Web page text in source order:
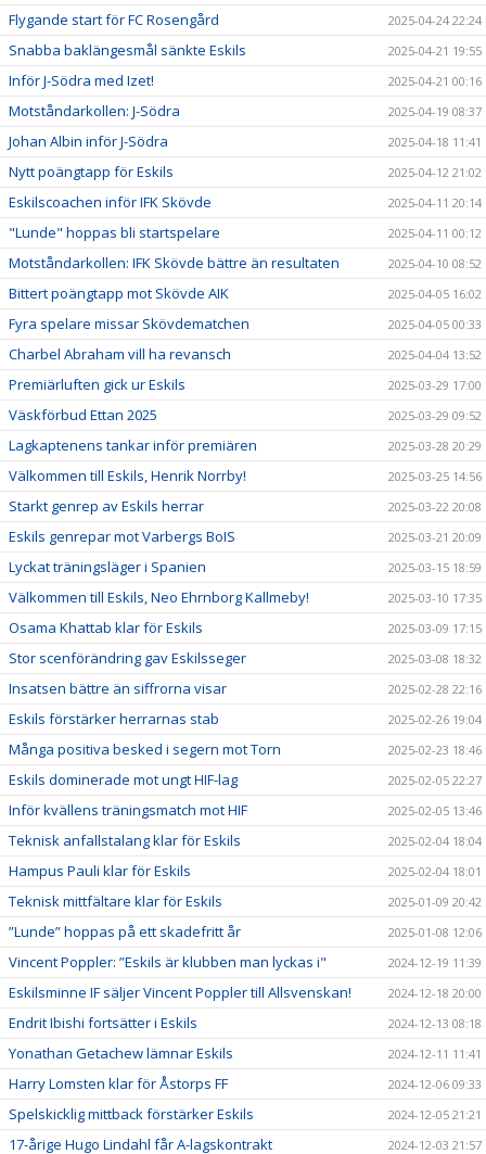
Flygande start för FC Rosengård 2025-04-24 22:24
Snabba baklängesmål sänkte Eskils 2025-04-21 19:55
Inför J-Södra med Izet! 2025-04-21 00:16
Motståndarkollen: J-Södra 2025-04-19 08:37
Johan Albin inför J-Södra 2025-04-18 11:41
Nytt poängtapp för Eskils 2025-04-12 21:02
Eskilscoachen inför IFK Skövde 2025-04-11 20:14
"Lunde" hoppas bli startspelare 2025-04-11 00:12
Motståndarkollen: IFK Skövde bättre än resultaten 2025-04-10 08:52
Bittert poängtapp mot Skövde AIK 2025-04-05 16:02
Fyra spelare missar Skövdematchen 2025-04-05 00:33
Charbel Abraham vill ha revansch 2025-04-04 13:52
Premiärluften gick ur Eskils 2025-03-29 17:00
Väskförbud Ettan 2025 2025-03-29 09:52
Lagkaptenens tankar inför premiären 2025-03-28 20:29
Välkommen till Eskils, Henrik Norrby! 2025-03-25 14:56
Starkt genrep av Eskils herrar 2025-03-22 20:08
Eskils genrepar mot Varbergs BoIS 2025-03-21 20:09
Lyckat träningsläger i Spanien 2025-03-15 18:59
Välkommen till Eskils, Neo Ehrnborg Kallmeby! 2025-03-10 17:35
Osama Khattab klar för Eskils 2025-03-09 17:15
Stor scenförändring gav Eskilsseger 2025-03-08 18:32
Insatsen bättre än siffrorna visar 2025-02-28 22:16
Eskils förstärker herrarnas stab 2025-02-26 19:04
Många positiva besked i segern mot Torn 2025-02-23 18:46
Eskils dominerade mot ungt HIF-lag 2025-02-05 22:27
Inför kvällens träningsmatch mot HIF 2025-02-05 13:46
Teknisk anfallstalang klar för Eskils 2025-02-04 18:04
Hampus Pauli klar för Eskils 2025-02-04 18:01
Teknisk mittfältare klar för Eskils 2025-01-09 20:42
”Lunde” hoppas på ett skadefritt år 2025-01-08 12:06
Vincent Poppler: ”Eskils är klubben man lyckas i" 2024-12-19 11:39
Eskilsminne IF säljer Vincent Poppler till Allsvenskan! 2024-12-18 20:00
Endrit Ibishi fortsätter i Eskils 2024-12-13 08:18
Yonathan Getachew lämnar Eskils 2024-12-11 11:41
Harry Lomsten klar för Åstorps FF 2024-12-06 09:33
Spelskicklig mittback förstärker Eskils 2024-12-05 21:21
17-årige Hugo Lindahl får A-lagskontrakt 2024-12-03 21:57